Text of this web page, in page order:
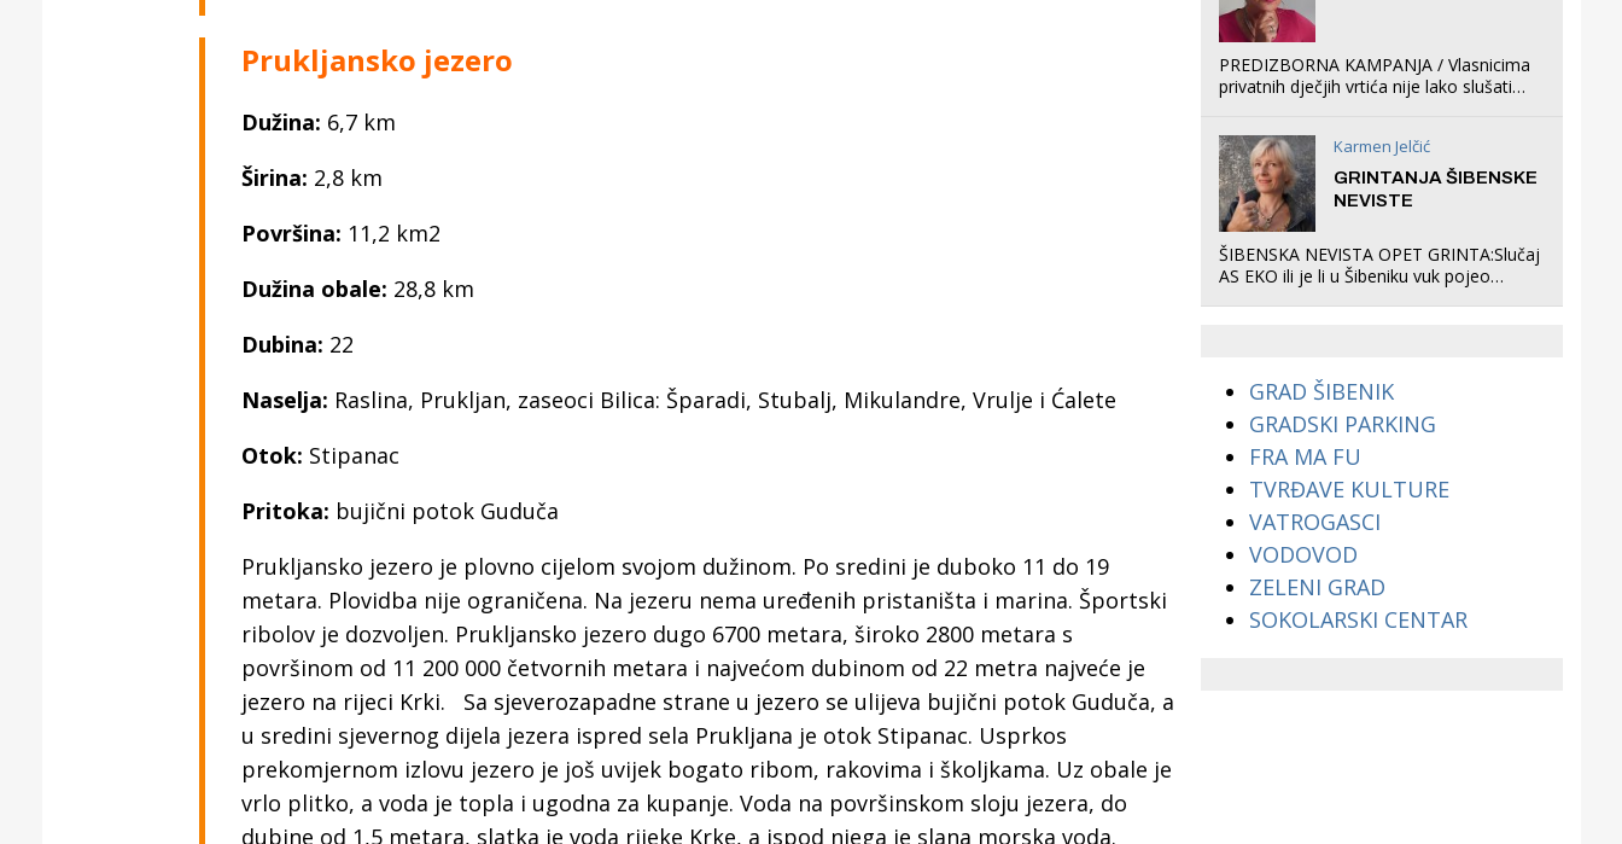
Prukljansko jezero
Dužina: 6,7 km
Širina: 2,8 km
Površina: 11,2 km2
Dužina obale: 28,8 km
Dubina: 22
Naselja: Raslina, Prukljan, zaseoci Bilica: Šparadi, Stubalj, Mikulandre, Vrulje i Ćalete
Otok: Stipanac
Pritoka: bujični potok Guduča
Prukljansko jezero je plovno cijelom svojom dužinom. Po sredini je duboko 11 do 19
metara. Plovidba nije ograničena. Na jezeru nema uređenih pristaništa i marina. Športski
ribolov je dozvoljen. Prukljansko jezero dugo 6700 metara, široko 2800 metara s
površinom od 11 200 000 četvornih metara i najvećom dubinom od 22 metra najveće je
jezero na rijeci Krki. Sa sjeverozapadne strane u jezero se ulijeva bujični potok Guduča, a
u sredini sjevernog dijela jezera ispred sela Prukljana je otok Stipanac. Usprkos
prekomjernom izlovu jezero je još uvijek bogato ribom, rakovima i školjkama. Uz obale je
vrlo plitko, a voda je topla i ugodna za kupanje. Voda na površinskom sloju jezera, do
dubine od 1,5 metara, slatka je voda rijeke Krke, a ispod njega je slana morska voda.
PREDIZBORNA KAMPANJA / Vlasnicima
privatnih dječjih vrtića nije lako slušati
što oni rade u Šibeniku ne postoji
Karmen Jelčić
GRINTANJA ŠIBENSKE
NEVISTE
ŠIBENSKA NEVISTA OPET GRINTA:Slučaj
AS EKO ili je li u Šibeniku vuk pojeo
GRAD ŠIBENIK
GRADSKI PARKING
FRA MA FU
TVRĐAVE KULTURE
VATROGASCI
VODOVOD
ZELENI GRAD
SOKOLARSKI CENTAR